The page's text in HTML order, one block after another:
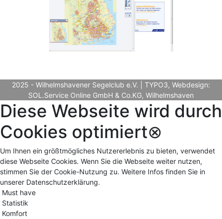
2025 - Wilhelmshavener Segelclub e.V. | TYPO3, Webdesign:
SOL.Service Online GmbH & Co.KG, Wilhelmshaven
Diese Webseite wird durch
Cookies optimiert⊗
Um Ihnen ein größtmögliches Nutzererlebnis zu bieten, verwendet
diese Webseite Cookies. Wenn Sie die Webseite weiter nutzen,
stimmen Sie der Cookie-Nutzung zu. Weitere Infos finden Sie in
unserer Datenschutzerklärung.
Must have
Statistik
Komfort